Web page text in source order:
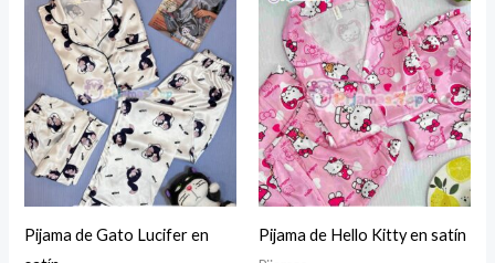
Pijama de Gato Lucifer en
Pijama de Hello Kitty en satín